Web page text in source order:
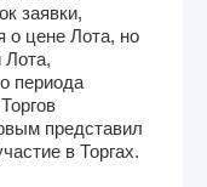
заявки,
о цене Лота, но
Лота,
периода
представил
в Торгах.